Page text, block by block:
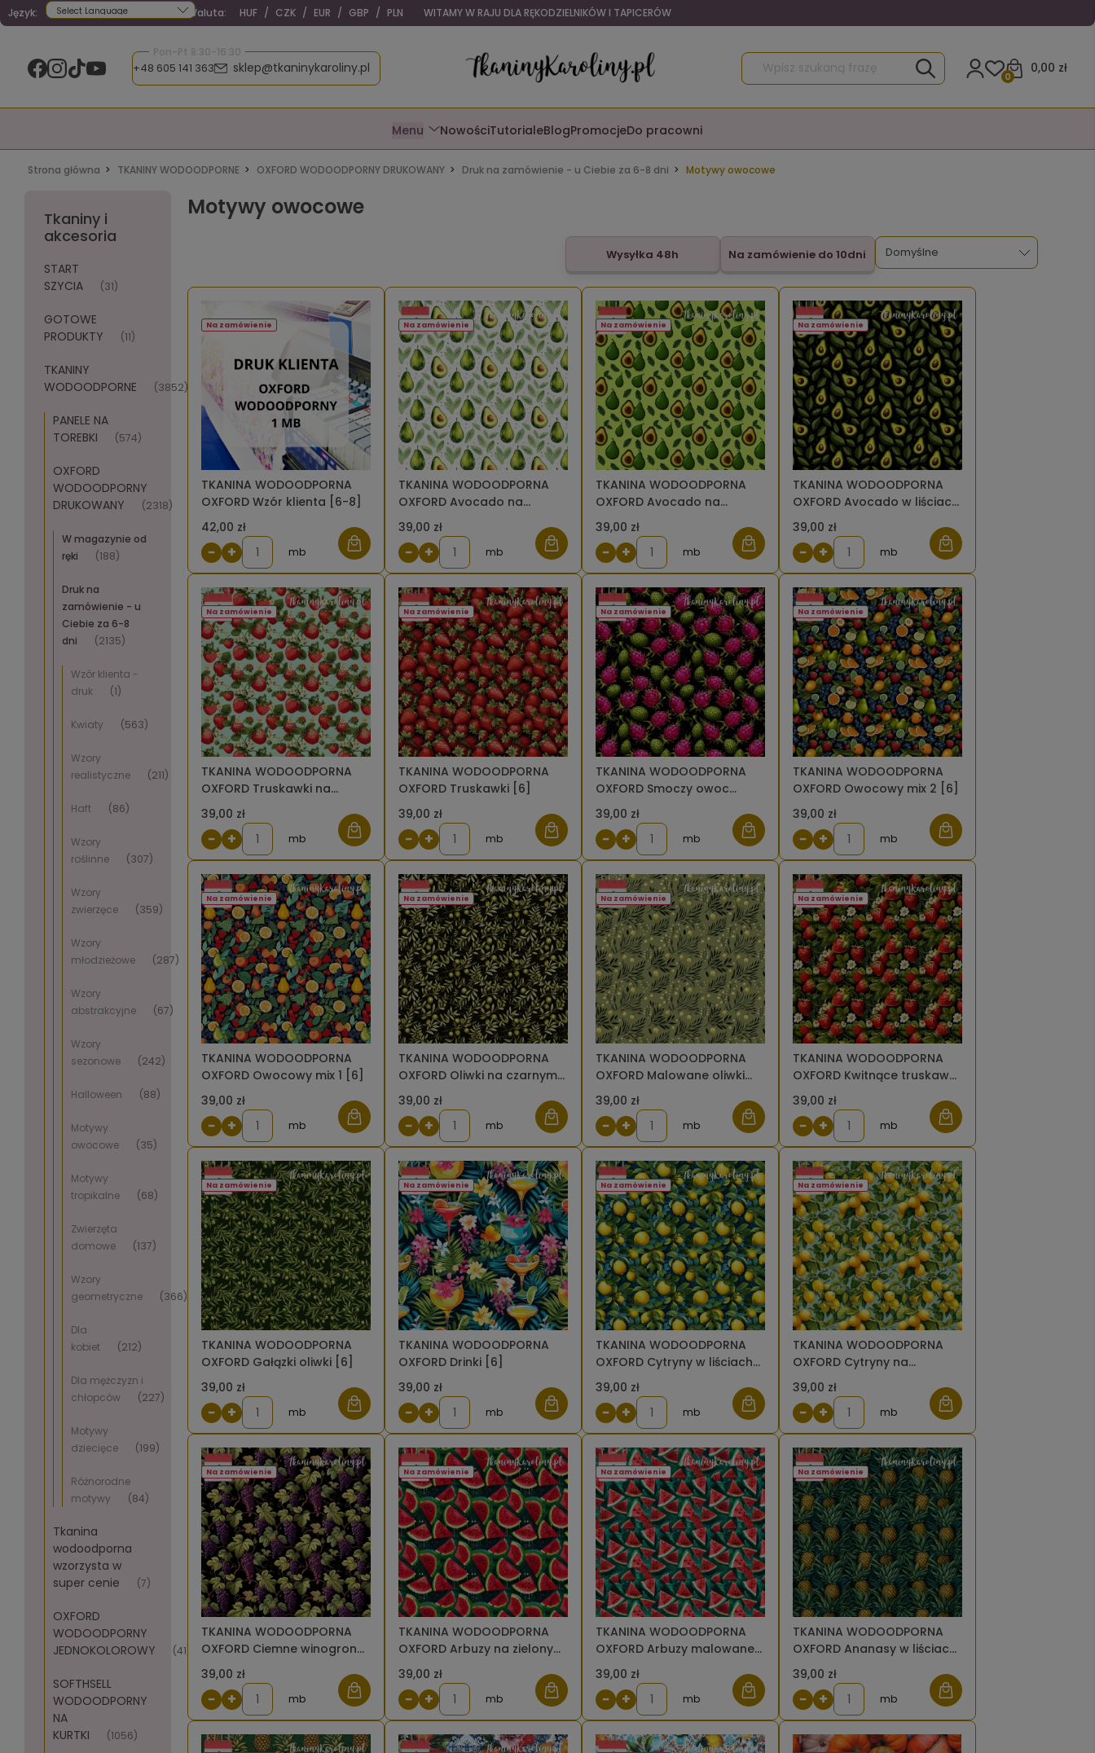
Język:
Powered by
Waluta: HUF / CZK / EUR / GBP / PLN WITAMY W RAJU DLA RĘKODZIELNIKÓW I TAPICERÓW
Pon-Pt 8:30-16:30
+48 605 141 363 sklep@tkaninykaroliny.pl 0,00 zł
0
Menu NowościTutorialeBlogPromocjeDo pracowni
Strona główna TKANINY WODOODPORNE OXFORD WODOODPORNY DRUKOWANY Druk na zamówienie - u Ciebie za 6-8 dni Motywy owocowe
Tkaniny i
akcesoria
START
SZYCIA
(31)
GOTOWE
PRODUKTY
(11)
TKANINY
WODOODPORNE
(3852)
PANELE NA
TOREBKI
(574)
OXFORD
WODOODPORNY
DRUKOWANY
(2318)
W magazynie od
ręki
(188)
Druk na
zamówienie - u
Ciebie za 6-8
dni
(2135)
Wzór klienta -
druk
(1)
Kwiaty (563)
Wzory
realistyczne
(211)
Haft (86)
Wzory
roślinne
(307)
Wzory
zwierzęce
(359)
Wzory
młodzieżowe
(287)
Wzory
abstrakcyjne
(67)
Wzory
sezonowe
(242)
Halloween (88)
Motywy
owocowe
(35)
Motywy
tropikalne
(68)
Zwierzęta
domowe
(137)
Wzory
geometryczne
(366)
Dla
kobiet
(212)
Dla mężczyzn i
chłopców
(227)
Motywy
dziecięce
(199)
Różnorodne
motywy
(84)
Tkanina
wodoodporna
wzorzysta w
super cenie
(7)
OXFORD
WODOODPORNY
JEDNOKOLOROWY
(41)
SOFTHSELL
WODOODPORNY
NA
KURTKI
(1056)
Motywy owocowe
Wysyłka 48h Na zamówienie do 10dni
TKANINA WODOODPORNA
OXFORD Wzór klienta [6-8]
42,00 zł
Na zamówienie
− + mb
TKANINA WODOODPORNA
OXFORD Avocado na
jasnym tle [6]
39,00 zł
Na zamówienie
− + mb
TKANINA WODOODPORNA
OXFORD Avocado na
zielonym [6]
39,00 zł
Na zamówienie
− + mb
TKANINA WODOODPORNA
OXFORD Avocado w liściach
[6]
39,00 zł
Na zamówienie
− + mb
TKANINA WODOODPORNA
OXFORD Truskawki na
miętowo -błękitnym [6]
39,00 zł
Na zamówienie
− + mb
TKANINA WODOODPORNA
OXFORD Truskawki [6]
39,00 zł
Na zamówienie
− + mb
TKANINA WODOODPORNA
OXFORD Smoczy owoc
różowo zielony [6]
39,00 zł
Na zamówienie
− + mb
TKANINA WODOODPORNA
OXFORD Owocowy mix 2 [6]
39,00 zł
Na zamówienie
− + mb
TKANINA WODOODPORNA
OXFORD Owocowy mix 1 [6]
39,00 zł
Na zamówienie
− + mb
TKANINA WODOODPORNA
OXFORD Oliwki na czarnym
[6]
39,00 zł
Na zamówienie
− + mb
TKANINA WODOODPORNA
OXFORD Malowane oliwki
[6]
39,00 zł
Na zamówienie
− + mb
TKANINA WODOODPORNA
OXFORD Kwitnące truskawki
[6]
39,00 zł
Na zamówienie
− + mb
TKANINA WODOODPORNA
OXFORD Gałązki oliwki [6]
39,00 zł
Na zamówienie
− + mb
TKANINA WODOODPORNA
OXFORD Drinki [6]
39,00 zł
Na zamówienie
− + mb
TKANINA WODOODPORNA
OXFORD Cytryny w liściach
[6]
39,00 zł
Na zamówienie
− + mb
TKANINA WODOODPORNA
OXFORD Cytryny na
błękitnym [6]
39,00 zł
Na zamówienie
− + mb
TKANINA WODOODPORNA
OXFORD Ciemne winogrono
na czarnym [6]
39,00 zł
Na zamówienie
− + mb
TKANINA WODOODPORNA
OXFORD Arbuzy na zielonym
[6]
39,00 zł
Na zamówienie
− + mb
TKANINA WODOODPORNA
OXFORD Arbuzy malowane
[6]
39,00 zł
Na zamówienie
− + mb
TKANINA WODOODPORNA
OXFORD Ananasy w liściach
[6]
39,00 zł
Na zamówienie
− + mb